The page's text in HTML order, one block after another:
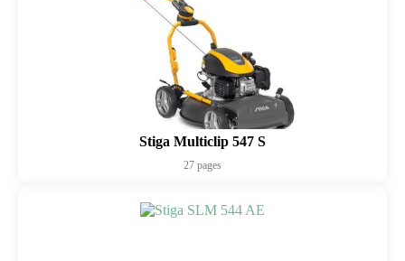
Stiga Multiclip 547 S
27 pages